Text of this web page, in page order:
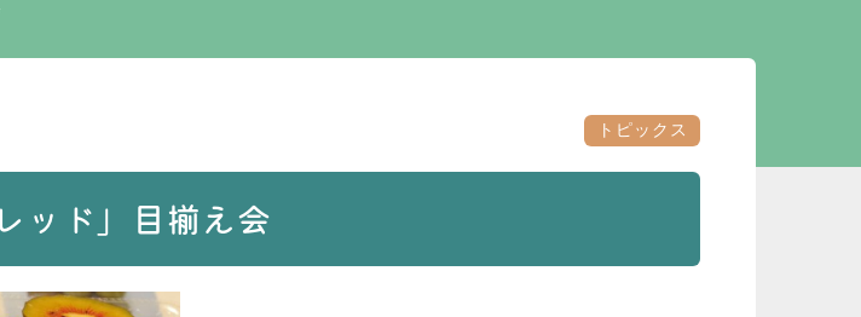
トピックス
ッド」目揃え会